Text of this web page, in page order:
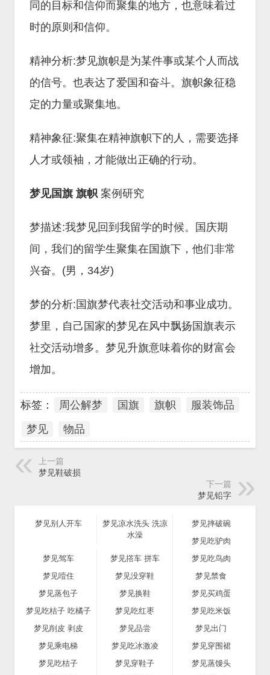
同的目标和信仰而聚集的地方，也意味着过
时的原则和信仰。
精神分析:梦见旗帜是为某件事或某个人而战
的信号。也表达了爱国和奋斗。旗帜象征稳
定的力量或聚集地。
精神象征:聚集在精神旗帜下的人，需要选择
人才或领袖，才能做出正确的行动。
梦见国旗 旗帜 案例研究
梦描述:我梦见回到我留学的时候。国庆期
间，我们的留学生聚集在国旗下，他们非常
兴奋。(男，34岁)
梦的分析:国旗梦代表社交活动和事业成功。
梦里，自己国家的梦见在风中飘扬国旗表示
社交活动增多。梦见升旗意味着你的财富会
增加。
标签： 周公解梦 国旗 旗帜
服装饰品
梦见
物品
上一篇
梦见鞋破损
下一篇
梦见铅字
梦见别人开车
梦见凉水洗头 洗凉
水澡
梦见摔破碗
梦见吃驴肉
梦见驾车
梦见撘车 拼车
梦见吃鸟肉
梦见噎住
梦见没穿鞋
梦见禁食
梦见蒸包子
梦见换鞋
梦见买鸡蛋
梦见吃桔子 吃橘子
梦见吃红枣
梦见吃米饭
梦见削皮 剥皮
梦见品尝
梦见出门
梦见乘电梯
梦见吃冰激凌
梦见穿围裙
梦见吃桔子
梦见穿鞋子
梦见蒸馒头